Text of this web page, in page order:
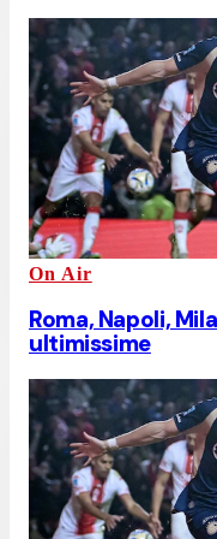
On Air
Roma, Napoli,
ultimissime